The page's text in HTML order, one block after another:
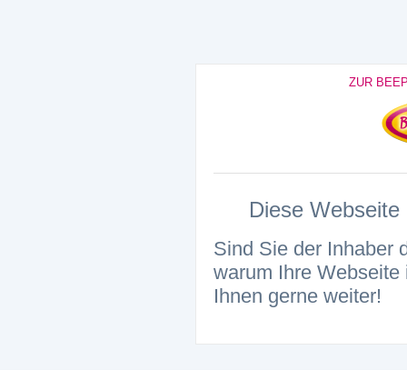
ZUR
Diese
Sind Sie der Inhaber
warum Ihre
Ihnen gerne weiter!